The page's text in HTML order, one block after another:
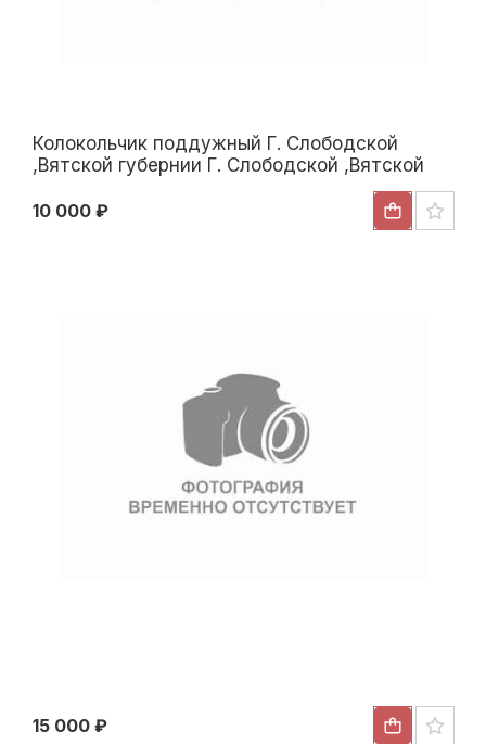
Колокольчик поддужный Г. Слободской
,Вятской губернии Г. Слободской ,Вятской
10 000 ₽
15 000 ₽